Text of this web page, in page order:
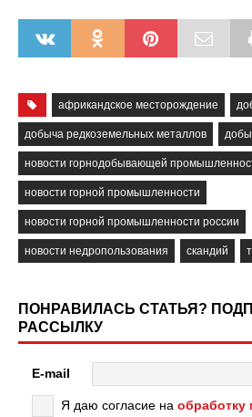
африкандское месторождение
добыча редкоземельных металлов
новости горнодобывающей
новости горной промышленности
новости горной промышленности россии
новости недропользования скандий
ПОНРАВИЛАСЬ СТАТЬЯ?
РАССЫЛКУ
E-mail
Я даю согласие на обработку